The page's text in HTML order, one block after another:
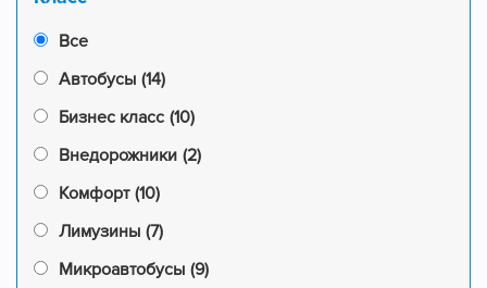
Все
Автобусы (14)
Бизнес класс (10)
Внедорожники (2)
Комфорт (10)
Лимузины (7)
Микроавтобусы (9)